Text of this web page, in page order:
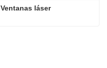
Ventanas láser